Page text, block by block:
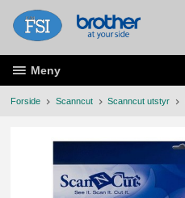
innholdet
Meny
Forside Scanncut Scanncut utstyr